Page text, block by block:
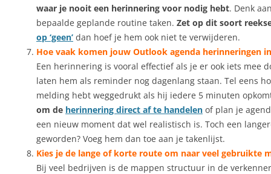
waar je nooit een herinnering voor nodig hebt. Denk
bepaalde geplande routine taken. Zet op dit soort
op ‘geen’ dan hoef je hem ook niet te verwijderen.
Hoe vaak komen jouw Outlook agenda herinneringen
Een herinnering is vooral effectief als je er ook iets mee
laten hem als reminder nog dagenlang staan. Tel eens
melding hebt weggedrukt als hij iedere 5 minuten
om de herinnering direct af te handelen of plan je
een nieuw moment dat wel realistisch is. Toch een
geworden? Voeg hem dan toe aan je takenlijst.
Kies je de lange of korte route om naar veel gebruikte
Bij veel bedrijven is de mappen structuur in de